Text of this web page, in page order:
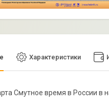
Характеристики
Смутное время в России в